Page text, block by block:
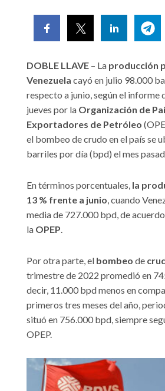
DOBLE LLAVE – La producción
Venezuela cayó en julio 98.000
respecto a junio, según el informe
jueves por la Organización de
Exportadores de Petróleo
el bombeo de crudo en el país se
barriles por día (bpd) el mes
En términos porcentuales, la
13 % frente a junio, cuando
media de 727.000 bpd, de
la OPEP.
Por otra parte, el bombeo de
trimestre de 2022 promedió en
decir, 11.000 bpd menos en
primeros tres meses del año,
situó en 756.000 bpd, siempre
OPEP.